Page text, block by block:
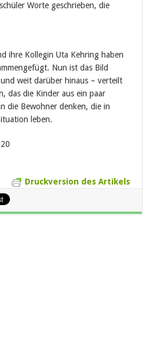
Worte geschrieben, die
ihre Kollegin Uta Kehring haben
Nun ist das Bild
weit darüber hinaus – verteilt
das die Kinder aus ein paar
die Bewohner denken, die in
leben.
Druckversion des Artikels